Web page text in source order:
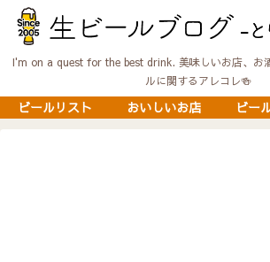
I'm on a quest for the best drink. 美味しいお店、お
ルに関するアレコレ🍻
ビールリスト おいしいお店 ビー